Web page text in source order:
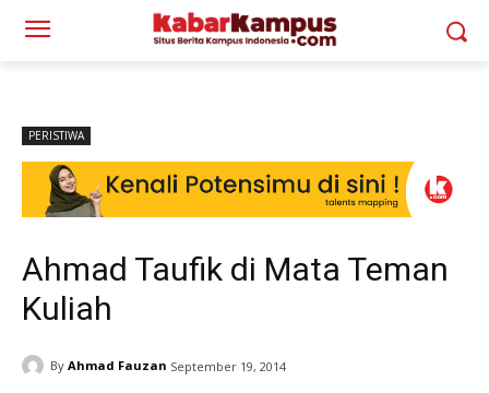
PERISTIWA
Ahmad Taufik di Mata Teman
Kuliah
By Ahmad Fauzan September 19, 2014